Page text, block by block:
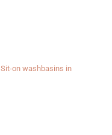
Sit-on washbasins in